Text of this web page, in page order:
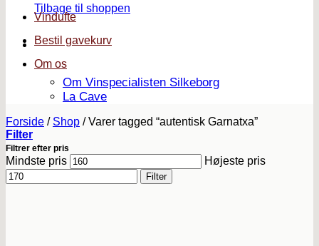
Tilbage til shoppen
Vindufte
Bestil gavekurv
Om os
Om Vinspecialisten Silkeborg
La Cave
Forside / Shop /Varer tagged “autentisk Garnatxa”
Filter
Filtrer efter pris
Mindste pris Højeste pris
Filter